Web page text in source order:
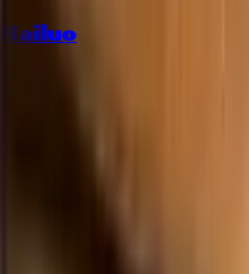
Hailuo